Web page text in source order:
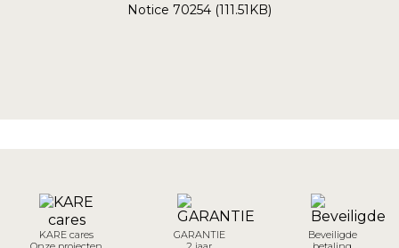
Notice 70254 (111.51KB)
KARE cares
GARANTIE
Beveiligde